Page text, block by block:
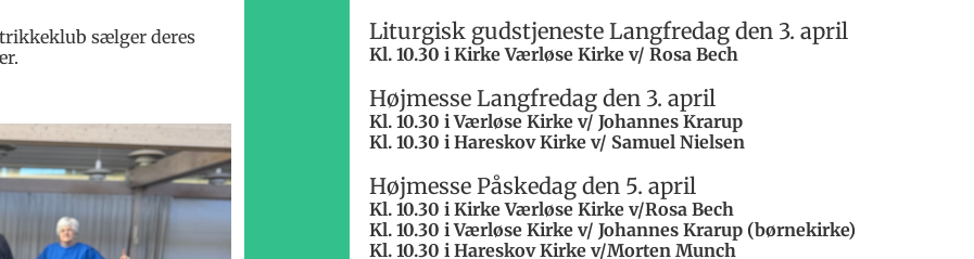
sælger deres
Liturgisk gudstjeneste Langfredag den 3. april
Kl. 10.30 i Kirke Værløse Kirke v/ Rosa Bech
Højmesse Langfredag den 3. april
Kl. 10.30 i Værløse Kirke v/ Johannes Krarup
Kl. 10.30 i Hareskov Kirke v/ Samuel Nielsen
Højmesse Påskedag den 5. april
Kl. 10.30 i Kirke Værløse Kirke v/Rosa Bech
Kl. 10.30 i Værløse Kirke v/ Johannes Krarup (børnekirke)
Kl. 10.30 i Hareskov Kirke v/Morten Munch